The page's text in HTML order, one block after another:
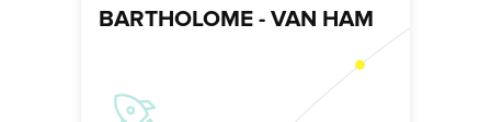
BARTHOLOME - VAN HAM